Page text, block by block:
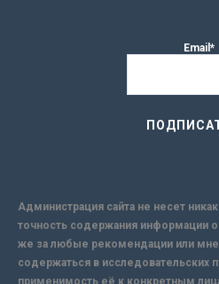
Email*
Администрация сайта не несет
точность содержания информации
же за любые рекомендации или
содержаться в исследовательских
применимость её к конкретным